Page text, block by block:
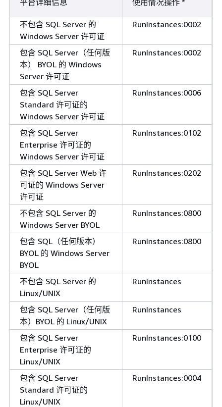
平台详细信息 使用情况操作 *
不包含 SQL Server 的
Windows Server 许可证
RunInstances:0002
包含 SQL Server（任何版
本） BYOL 的 Windows
Server 许可证
RunInstances:0002
包含 SQL Server
Standard 许可证的
Windows Server 许可证
RunInstances:0006
包含 SQL Server
Enterprise 许可证的
Windows Server 许可证
RunInstances:0102
包含 SQL Server Web 许
可证的 Windows Server
许可证
RunInstances:0202
不包含 SQL Server 的
Windows Server BYOL
RunInstances:0800
包含 SQL（任何版本）
BYOL 的 Windows Server
BYOL
RunInstances:0800
不包含 SQL Server 的
Linux/UNIX
RunInstances
包含 SQL Server（任何版
本）BYOL 的 Linux/UNIX
RunInstances
包含 SQL Server
Enterprise 许可证的
Linux/UNIX
RunInstances:0100
包含 SQL Server
Standard 许可证的
Linux/UNIX
RunInstances:0004